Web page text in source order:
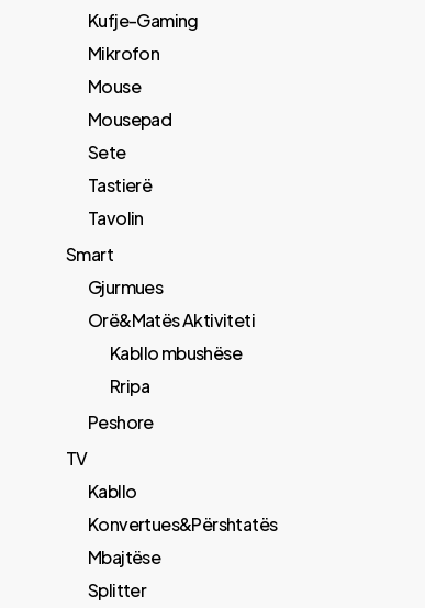
Kufje-Gaming
Mikrofon
Mouse
Mousepad
Sete
Tastierë
Tavolin
Smart
Gjurmues
Orë&Matës Aktiviteti
Kabllo mbushëse
Rripa
Peshore
TV
Kabllo
Konvertues&Përshtatës
Mbajtëse
Splitter